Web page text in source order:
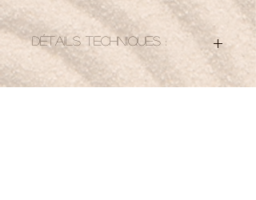
Détails techniques :
taille des pierres : +/- 25 mm